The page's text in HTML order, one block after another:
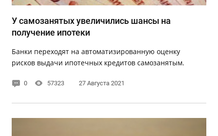
У самозанятых увеличились шансы на
получение ипотеки
Банки переходят на автоматизированную оценку
рисков выдачи ипотечных кредитов самозанятым.
0 57323 27 Августа 2021